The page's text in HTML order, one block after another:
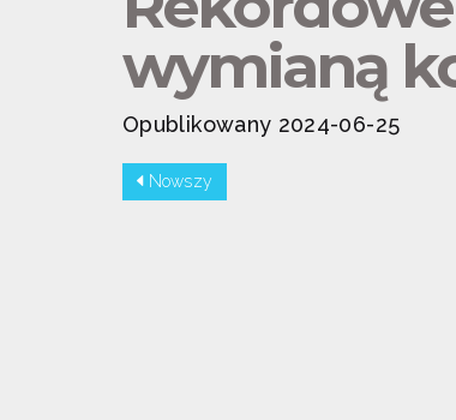
wymianą
Opublikowany 2024-06-25
Nowszy